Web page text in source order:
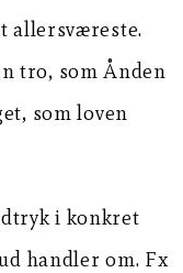
allersværeste.
tro, som Ånden
som loven
i konkret
handler om. Fx